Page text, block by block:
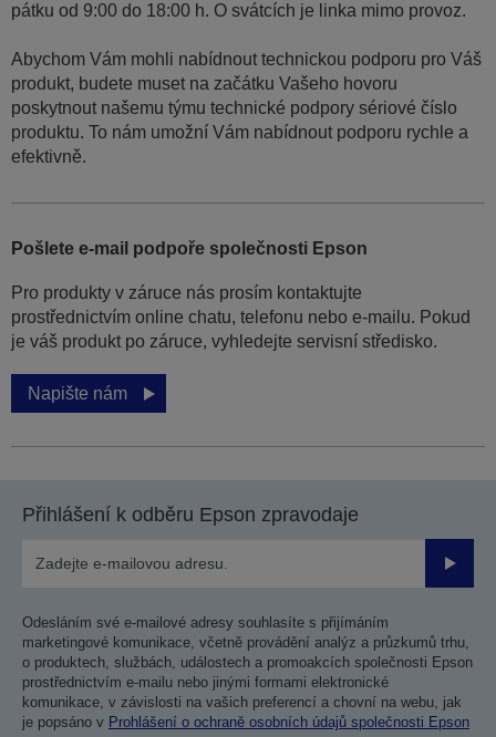
pátku od 9:00 do 18:00 h. O svátcích je linka mimo provoz.
Abychom Vám mohli nabídnout technickou podporu pro Váš
produkt, budete muset na začátku Vašeho hovoru
poskytnout našemu týmu technické podpory sériové číslo
produktu. To nám umožní Vám nabídnout podporu rychle a
efektivně.
Pošlete e-mail podpoře společnosti Epson
Pro produkty v záruce nás prosím kontaktujte
prostřednictvím online chatu, telefonu nebo e-mailu. Pokud
je váš produkt po záruce, vyhledejte servisní středisko.
Napište nám
Přihlášení k odběru Epson zpravodaje
Odesláním své e-mailové adresy souhlasíte s přijímáním
marketingové komunikace, včetně provádění analýz a průzkumů trhu,
o produktech, službách, událostech a promoakcích společnosti Epson
prostřednictvím e-mailu nebo jinými formami elektronické
komunikace, v závislosti na vašich preferencí a chovní na webu, jak
je popsáno v Prohlášení o ochraně osobních údajů společnosti Epson